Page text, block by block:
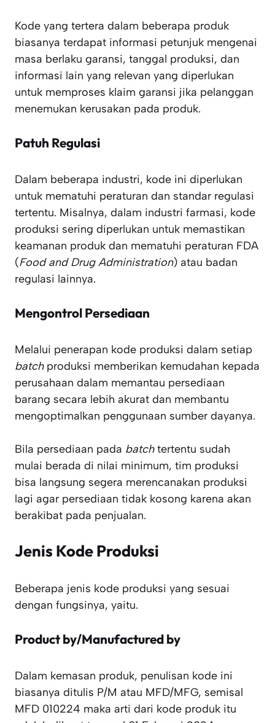
Kode yang tertera dalam beberapa produk
biasanya terdapat informasi petunjuk mengenai
masa berlaku garansi, tanggal produksi, dan
informasi lain yang relevan yang diperlukan
untuk memproses klaim garansi jika pelanggan
menemukan kerusakan pada produk.
Patuh Regulasi
Dalam beberapa industri, kode ini diperlukan
untuk mematuhi peraturan dan standar regulasi
tertentu. Misalnya, dalam industri farmasi, kode
produksi sering diperlukan untuk memastikan
keamanan produk dan mematuhi peraturan FDA
(Food and Drug Administration) atau badan
regulasi lainnya.
Mengontrol Persediaan
Melalui penerapan kode produksi dalam setiap
batch produksi memberikan kemudahan kepada
perusahaan dalam memantau persediaan
barang secara lebih akurat dan membantu
mengoptimalkan penggunaan sumber dayanya.
Bila persediaan pada batchtertentu sudah
mulai berada di nilai minimum, tim produksi
bisa langsung segera merencanakan produksi
lagi agar persediaan tidak kosong karena akan
berakibat pada penjualan.
Jenis Kode Produksi
Beberapa jenis kode produksi yang sesuai
dengan fungsinya, yaitu.
Product by/Manufactured by
Dalam kemasan produk, penulisan kode ini
biasanya ditulis P/M atau MFD/MFG, semisal
MFD 010224 maka arti dari kode produk itu